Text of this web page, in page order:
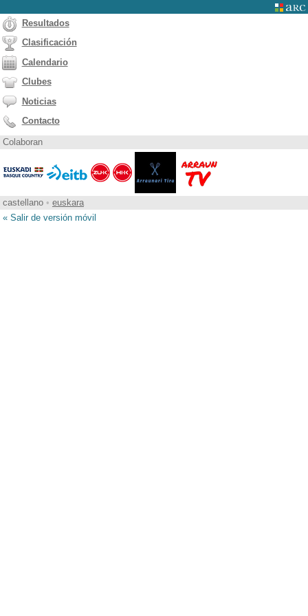
Resultados
Clasificación
Calendario
Clubes
Noticias
Contacto
Colaboran
castellano • euskara
« Salir de versión móvil